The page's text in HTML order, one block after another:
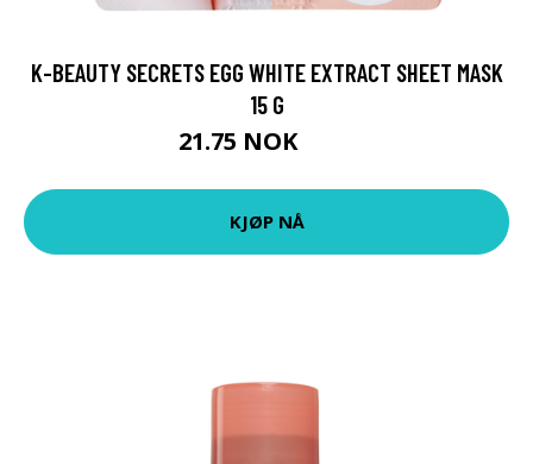
K-BEAUTY SECRETS EGG WHITE EXTRACT SHEET MASK
15 G
21.75 NOK
KJØP NÅ